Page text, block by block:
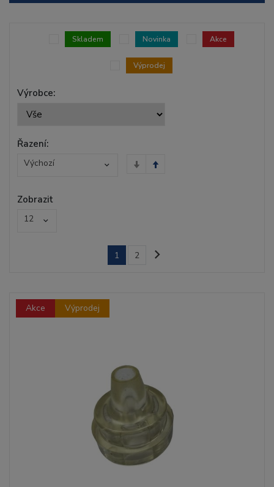
Výrobce:
Skladem Novinka Akce
Výprodej
Řazení:
Výchozí
Zobrazit
12
1 2
Akce Výprodej